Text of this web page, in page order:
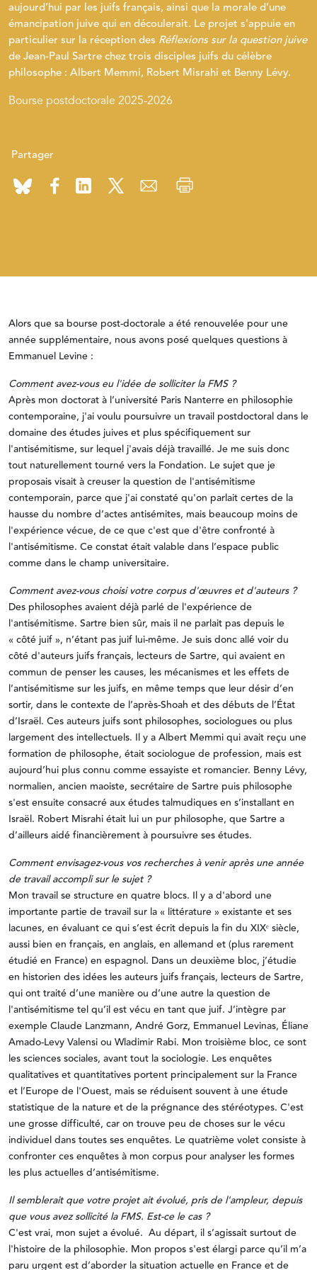
aujourd’hui par les juifs français, ainsi que la morale d’une
émancipation juive qui en découlerait. Le projet s'appuie en
particulier sur la réception des Réflexions sur la question juive
de Jean-Paul Sartre chez trois disciples juifs du célèbre
philosophe : Albert Memmi, Robert Misrahi et Benny Lévy.
Bourse postdoctorale 2025-2026
Partager
Alors que sa bourse post-doctorale a été renouvelée pour une
année supplémentaire, nous avons posé quelques questions à
Emmanuel Levine :
Comment avez-vous eu l'idée de solliciter la FMS ?
Après mon doctorat à l’université Paris Nanterre en philosophie
contemporaine, j'ai voulu poursuivre un travail postdoctoral dans le
domaine des études juives et plus spécifiquement sur
l'antisémitisme, sur lequel j'avais déjà travaillé. Je me suis donc
tout naturellement tourné vers la Fondation. Le sujet que je
proposais visait à creuser la question de l'antisémitisme
contemporain, parce que j'ai constaté qu'on parlait certes de la
hausse du nombre d’actes antisémites, mais beaucoup moins de
l'expérience vécue, de ce que c'est que d'être confronté à
l'antisémitisme. Ce constat était valable dans l’espace public
comme dans le champ universitaire.
Comment avez-vous choisi votre corpus d'œuvres et d'auteurs ?
Des philosophes avaient déjà parlé de l'expérience de
l'antisémitisme. Sartre bien sûr, mais il ne parlait pas depuis le
« côté juif », n’étant pas juif lui-même. Je suis donc allé voir du
côté d'auteurs juifs français, lecteurs de Sartre, qui avaient en
commun de penser les causes, les mécanismes et les effets de
l’antisémitisme sur les juifs, en même temps que leur désir d’en
sortir, dans le contexte de l’après-Shoah et des débuts de l’État
d’Israël. Ces auteurs juifs sont philosophes, sociologues ou plus
largement des intellectuels. Il y a Albert Memmi qui avait reçu une
formation de philosophe, était sociologue de profession, mais est
aujourd’hui plus connu comme essayiste et romancier. Benny Lévy,
normalien, ancien maoiste, secrétaire de Sartre puis philosophe
s'est ensuite consacré aux études talmudiques en s’installant en
Israël. Robert Misrahi était lui un pur philosophe, que Sartre a
d’ailleurs aidé financièrement à poursuivre ses études.
Comment envisagez-vous vos recherches à venir après une année
de travail accompli sur le sujet ?
Mon travail se structure en quatre blocs. Il y a d'abord une
importante partie de travail sur la « littérature » existante et ses
lacunes, en évaluant ce qui s’est écrit depuis la fin du XIXᵉ siècle,
aussi bien en français, en anglais, en allemand et (plus rarement
étudié en France) en espagnol. Dans un deuxième bloc, j’étudie
en historien des idées les auteurs juifs français, lecteurs de Sartre,
qui ont traité d’une manière ou d’une autre la question de
l'antisémitisme tel qu’il est vécu en tant que juif. J’intègre par
exemple Claude Lanzmann, André Gorz, Emmanuel Levinas, Éliane
Amado-Levy Valensi ou Wladimir Rabi. Mon troisième bloc, ce sont
les sciences sociales, avant tout la sociologie. Les enquêtes
qualitatives et quantitatives portent principalement sur la France
et l’Europe de l'Ouest, mais se réduisent souvent à une étude
statistique de la nature et de la prégnance des stéréotypes. C'est
une grosse difficulté, car on trouve peu de choses sur le vécu
individuel dans toutes ses enquêtes. Le quatrième volet consiste à
confronter ces enquêtes à mon corpus pour analyser les formes
les plus actuelles d’antisémitisme.
Il semblerait que votre projet ait évolué, pris de l'ampleur, depuis
que vous avez sollicité la FMS. Est-ce le cas ?
C'est vrai, mon sujet a évolué. Au départ, il s’agissait surtout de
l'histoire de la philosophie. Mon propos s'est élargi parce qu’il m’a
paru urgent est d’aborder la situation actuelle en France et de